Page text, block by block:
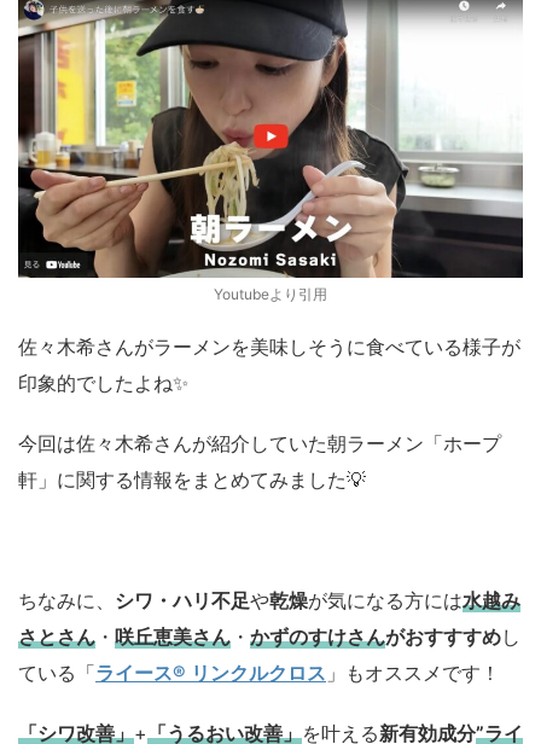
Youtubeより引用
佐々木希さんがラーメンを美味しそうに食べている様子が
印象的でしたよね✨
今回は佐々木希さんが紹介していた朝ラーメン「ホープ
軒」に関する情報をまとめてみました💡
ちなみに、 シワ・ハリ不足や乾燥が気になる方には水越み
さとさん ・ 咲丘恵美さん ・ かずのすけさんがおすすすめし
ている「ライース® リンクルクロス 」もオススメです！
「シワ改善」+「うるおい改善」を叶える新有効成分”ライ